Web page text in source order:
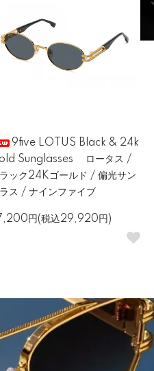
9five LOTUS Black & 24k
Sunglasses ロータス /
ック24Kゴールド / 偏光サン
ス / ナインファイブ
円(税込29,920円)